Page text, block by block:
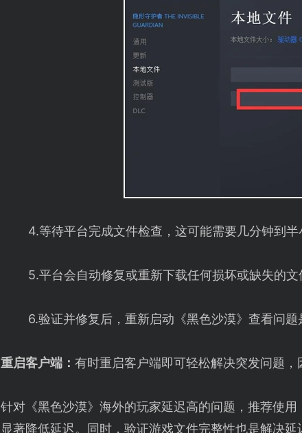
4.等待平台完成文件检查，这可能需要几分钟到半
5.平台会自动修复或重新下载任何损坏或缺失的文
6.验证并修复后，重新启动《黑色沙漠》查看问题
重启客户端： 有时重启客户端即可轻松解决突发问题，
针对《黑色沙漠》海外的玩家延迟高的问题，推荐使用
显著降低延迟。同时，验证游戏文件完整性也是解决